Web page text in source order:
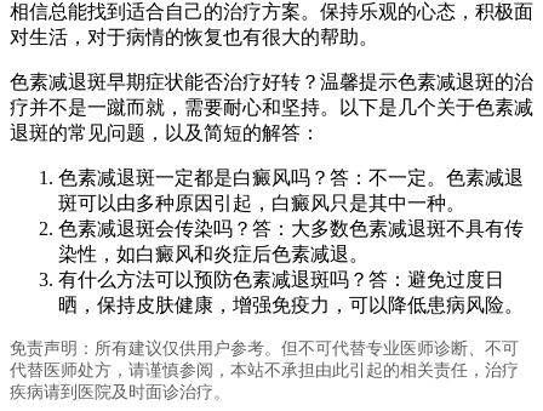
相信总能找到适合自己的治疗方案。保持乐观的心态，积极面
对生活，对于病情的恢复也有很大的帮助。
色素减退斑早期症状能否治疗好转？温馨提示色素减退斑的治
疗并不是一蹴而就，需要耐心和坚持。以下是几个关于色素减
退斑的常见问题，以及简短的解答：
色素减退斑一定都是白癜风吗？答：不一定。色素减退
斑可以由多种原因引起，白癜风只是其中一种。
色素减退斑会传染吗？答：大多数色素减退斑不具有传
染性，如白癜风和炎症后色素减退。
有什么方法可以预防色素减退斑吗？答：避免过度日
晒，保持皮肤健康，增强免疫力，可以降低患病风险。
免责声明：所有建议仅供用户参考。但不可代替专业医师诊断、不可
代替医师处方，请谨慎参阅，本站不承担由此引起的相关责任，治疗
疾病请到医院及时面诊治疗。